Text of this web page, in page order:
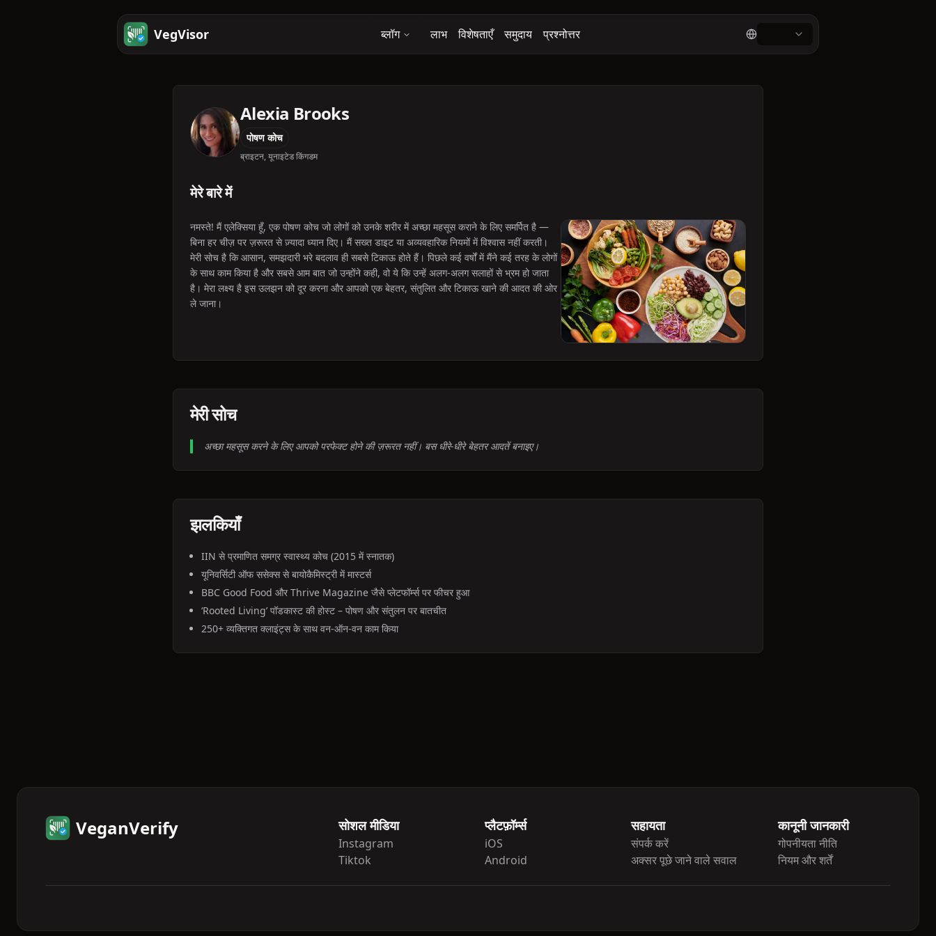
VegVisor ब्लॉग लाभ विशेषताएँ समुदाय प्रश्नोत्तर
Alexia Brooks
पोषण कोच
ब्राइटन, यूनाइटेड किंगडम
मेरे बारे में
नमस्ते! मैं एलेक्सिया हूँ, एक पोषण कोच जो लोगों को उनके शरीर में अच्छा महसूस कराने के लिए समर्पित है —
बिना हर चीज़ पर ज़रूरत से ज़्यादा ध्यान दिए। मैं सख्त डाइट या अव्यवहारिक नियमों में विश्वास नहीं करती।
मेरी सोच है कि आसान, समझदारी भरे बदलाव ही सबसे टिकाऊ होते हैं। पिछले कई वर्षों में मैंने कई तरह के लोगों
के साथ काम किया है और सबसे आम बात जो उन्होंने कही, वो ये कि उन्हें अलग-अलग सलाहों से भ्रम हो जाता
है। मेरा लक्ष्य है इस उलझन को दूर करना और आपको एक बेहतर, संतुलित और टिकाऊ खाने की आदत की ओर
ले जाना।
मेरी सोच
अच्छा महसूस करने के लिए आपको परफेक्ट होने की ज़रूरत नहीं। बस धीरे-धीरे बेहतर आदतें बनाइए।
झलकियाँ
IIN से प्रमाणित समग्र स्वास्थ्य कोच (2015 में स्नातक)
यूनिवर्सिटी ऑफ ससेक्स से बायोकैमिस्ट्री में मास्टर्स
BBC Good Food और Thrive Magazine जैसे प्लेटफॉर्म्स पर फीचर हुआ
‘Rooted Living’ पॉडकास्ट की होस्ट – पोषण और संतुलन पर बातचीत
250+ व्यक्तिगत क्लाइंट्स के साथ वन-ऑन-वन काम किया
VeganVerify सोशल मीडिया
Instagram
Tiktok
प्लैटफ़ॉर्म्स
iOS
Android
सहायता
संपर्क करें
अक्सर पूछे जाने वाले सवाल
कानूनी जानकारी
गोपनीयता नीति
नियम और शर्तें